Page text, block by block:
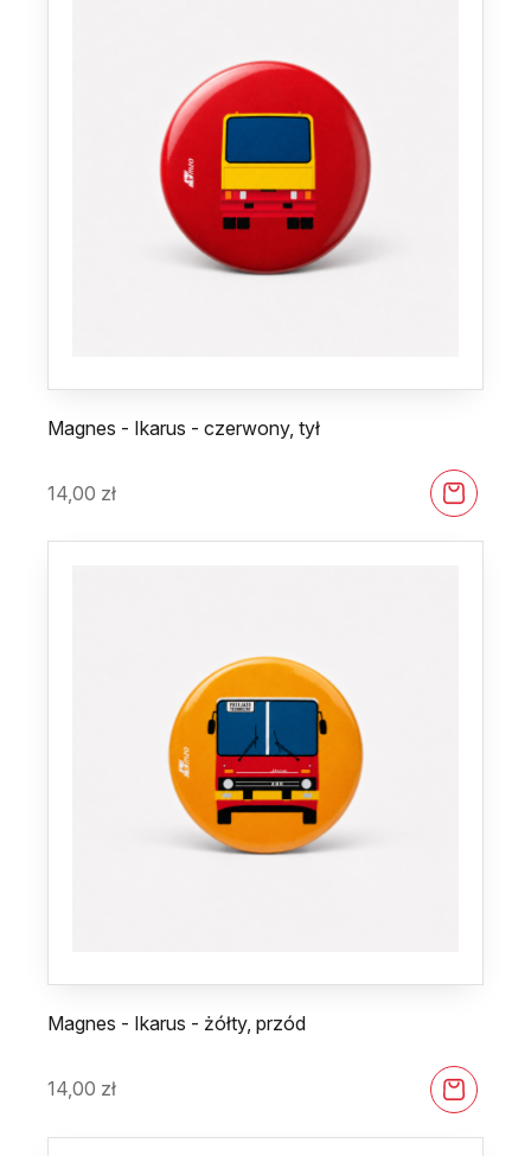
Magnes - Ikarus - czerwony, tył
14,00 zł
Magnes - Ikarus - żółty, przód
14,00 zł